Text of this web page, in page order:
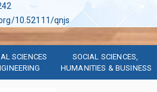
10.52111/qnjs
SCIENCES
SOCIAL SCIENCES,
HUMANITIES & BUSINESS